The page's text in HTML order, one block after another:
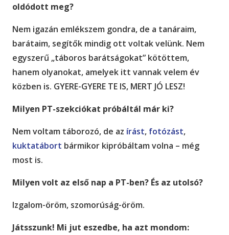
oldódott meg?
Nem igazán emlékszem gondra, de a tanáraim,
barátaim, segítők mindig ott voltak velünk. Nem
egyszerű „táboros barátságokat” kötöttem,
hanem olyanokat, amelyek itt vannak velem év
közben is. GYERE-GYERE TE IS, MERT JÓ LESZ!
Milyen PT-szekciókat próbáltál már ki?
Nem voltam táborozó, de az írást, fotózást,
kuktatábort bármikor kipróbáltam volna – még
most is.
Milyen volt az első nap a PT-ben? És az utolsó?
Izgalom-öröm, szomorúság-öröm.
Játsszunk! Mi jut eszedbe, ha azt mondom: